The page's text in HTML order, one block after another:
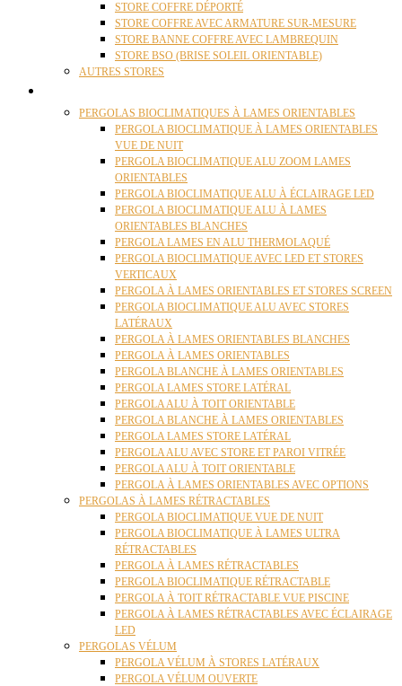
STORE COFFRE DÉPORTÉ
STORE COFFRE AVEC ARMATURE SUR-MESURE
STORE BANNE COFFRE AVEC LAMBREQUIN
STORE BSO (BRISE SOLEIL ORIENTABLE)
AUTRES STORES
PERGOLAS BIOCLIMATIQUES À LAMES ORIENTABLES
PERGOLA BIOCLIMATIQUE À LAMES ORIENTABLES
VUE DE NUIT
PERGOLA BIOCLIMATIQUE ALU ZOOM LAMES
ORIENTABLES
PERGOLA BIOCLIMATIQUE ALU À ÉCLAIRAGE LED
PERGOLA BIOCLIMATIQUE ALU À LAMES
ORIENTABLES BLANCHES
PERGOLA LAMES EN ALU THERMOLAQUÉ
PERGOLA BIOCLIMATIQUE AVEC LED ET STORES
VERTICAUX
PERGOLA À LAMES ORIENTABLES ET STORES SCREEN
PERGOLA BIOCLIMATIQUE ALU AVEC STORES
LATÉRAUX
PERGOLA À LAMES ORIENTABLES BLANCHES
PERGOLA À LAMES ORIENTABLES
PERGOLA BLANCHE À LAMES ORIENTABLES
PERGOLA LAMES STORE LATÉRAL
PERGOLA ALU À TOIT ORIENTABLE
PERGOLA BLANCHE À LAMES ORIENTABLES
PERGOLA LAMES STORE LATÉRAL
PERGOLA ALU AVEC STORE ET PAROI VITRÉE
PERGOLA ALU À TOIT ORIENTABLE
PERGOLA À LAMES ORIENTABLES AVEC OPTIONS
PERGOLAS À LAMES RÉTRACTABLES
PERGOLA BIOCLIMATIQUE VUE DE NUIT
PERGOLA BIOCLIMATIQUE À LAMES ULTRA
RÉTRACTABLES
PERGOLA À LAMES RÉTRACTABLES
PERGOLA BIOCLIMATIQUE RÉTRACTABLE
PERGOLA À TOIT RÉTRACTABLE VUE PISCINE
PERGOLA À LAMES RÉTRACTABLES AVEC ÉCLAIRAGE
LED
PERGOLAS VÉLUM
PERGOLA VÉLUM À STORES LATÉRAUX
PERGOLA VÉLUM OUVERTE